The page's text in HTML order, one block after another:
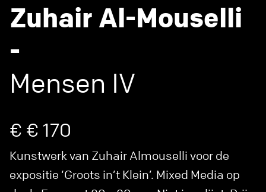
Zuhair Al-Mouselli
-
Mensen IV
€ € 170
Kunstwerk van Zuhair Almouselli voor de
expositie ‘Groots in’t Klein’. Mixed Media op